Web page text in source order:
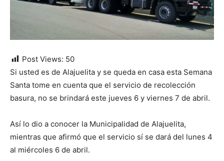
Post Views: 50
Si usted es de Alajuelita y se queda en casa esta Semana
Santa tome en cuenta que el servicio de recolección
basura, no se brindará este jueves 6 y viernes 7 de abril.
Así lo dio a conocer la Municipalidad de Alajuelita,
mientras que afirmó que el servicio sí se dará del lunes 4
al miércoles 6 de abril.